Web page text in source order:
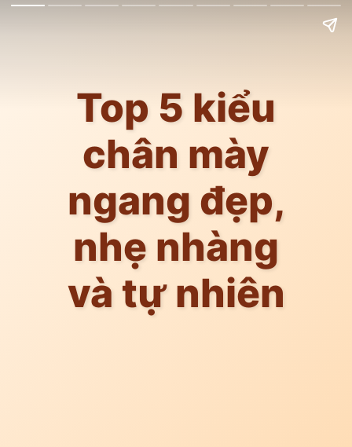
Top 5 kiểu
chân mày
ngang đẹp,
nhẹ nhàng
và tự nhiên